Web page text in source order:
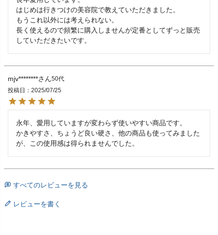
はじめは行きつけの美容院で教えていただきました。
もうこれ以外には考えられない。
長く使えるので頻繁に購入しませんが定番としてずっと販売
していただきたいです。
mjv********
50代
投稿日
2025/07/25
永年、愛用していますが変わらず使いやすい商品です。
かきやすさ、ちょうど良い硬さ、他の商品も使ってみました
が、この使用感は得られませんでした。
すべてのレビューを見る
レビューを書く